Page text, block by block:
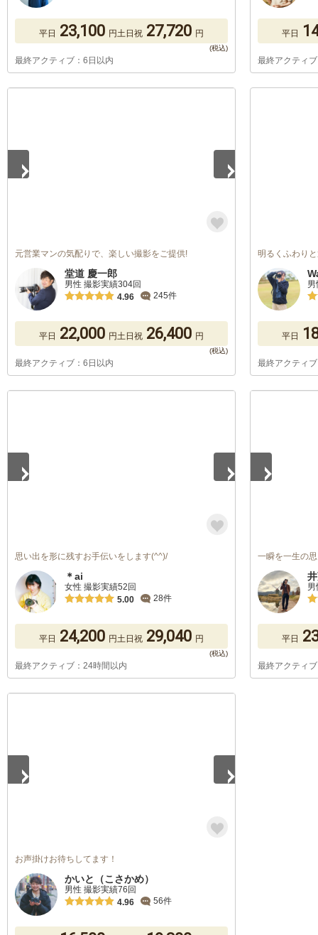
平日 23,100 円土日祝 27,720 円
最終アクティブ：6日以内
平日
最終アクティ
元営業マンの気配りで、楽しい撮影をご提供!
堂道 慶一郎
男性 撮影実績304回
4.96
245件
平日 22,000 円土日祝 26,400 円
最終アクティブ：6日以内
明るくふわり
平日
最終アクティ
思い出を形に残すお手伝いをします(^^)/
＊ai
女性 撮影実績52回
5.00
28件
平日 24,200 円土日祝 29,040 円
最終アクティブ：24時間以内
一瞬を一生の
平日
最終アクティ
お声掛けお待ちしてます！
かいと（こさかめ）
男性 撮影実績76回
4.96
56件